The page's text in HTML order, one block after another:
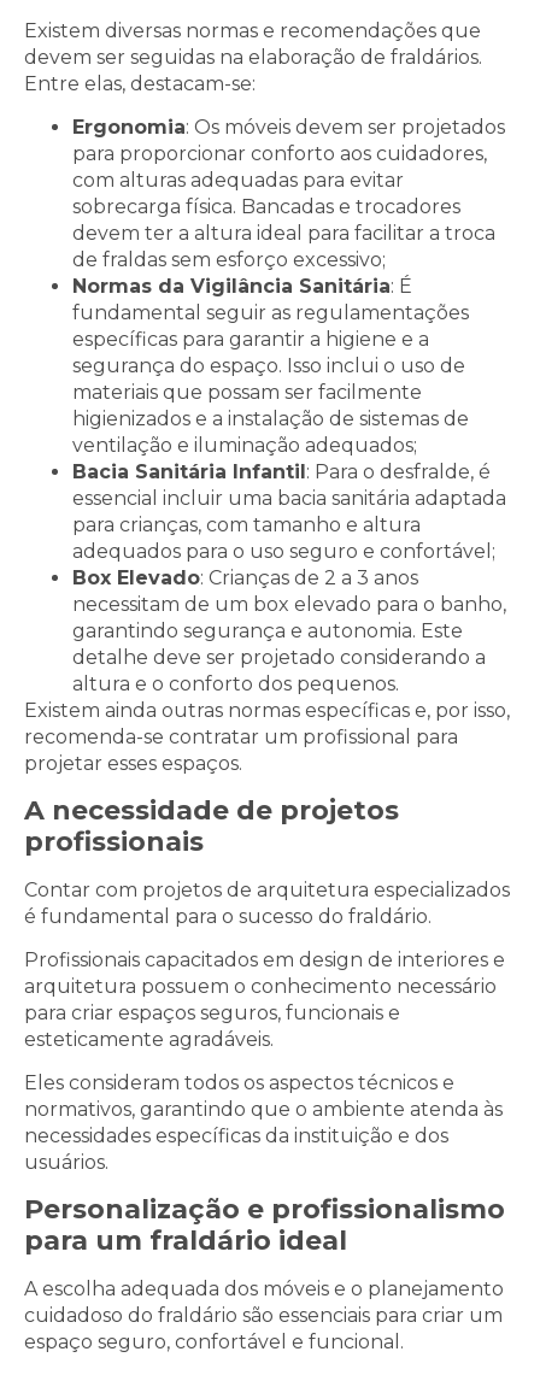
Existem diversas normas e recomendações que
devem ser seguidas na elaboração de fraldários.
Entre elas, destacam-se:
Ergonomia: Os móveis devem ser projetados
para proporcionar conforto aos cuidadores,
com alturas adequadas para evitar
sobrecarga física. Bancadas e trocadores
devem ter a altura ideal para facilitar a troca
de fraldas sem esforço excessivo;
Normas da Vigilância Sanitária: É
fundamental seguir as regulamentações
específicas para garantir a higiene e a
segurança do espaço. Isso inclui o uso de
materiais que possam ser facilmente
higienizados e a instalação de sistemas de
ventilação e iluminação adequados;
Bacia Sanitária Infantil : Para o desfralde, é
essencial incluir uma bacia sanitária adaptada
para crianças, com tamanho e altura
adequados para o uso seguro e confortável;
Box Elevado: Crianças de 2 a 3 anos
necessitam de um box elevado para o banho,
garantindo segurança e autonomia. Este
detalhe deve ser projetado considerando a
altura e o conforto dos pequenos.
Existem ainda outras normas específicas e, por isso,
recomenda-se contratar um profissional para
projetar esses espaços.
A necessidade de projetos
profissionais
Contar com projetos de arquitetura especializados
é fundamental para o sucesso do fraldário.
Profissionais capacitados em design de interiores e
arquitetura possuem o conhecimento necessário
para criar espaços seguros, funcionais e
esteticamente agradáveis.
Eles consideram todos os aspectos técnicos e
normativos, garantindo que o ambiente atenda às
necessidades específicas da instituição e dos
usuários.
Personalização e profissionalismo
para um fraldário ideal
A escolha adequada dos móveis e o planejamento
cuidadoso do fraldário são essenciais para criar um
espaço seguro, confortável e funcional.